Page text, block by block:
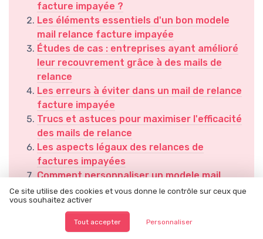
facture impayée ?
Les éléments essentiels d'un bon modele
mail relance facture impayée
Études de cas : entreprises ayant amélioré
leur recouvrement grâce à des mails de
relance
Les erreurs à éviter dans un mail de relance
facture impayée
Trucs et astuces pour maximiser l'efficacité
des mails de relance
Les aspects légaux des relances de
factures impayées
Comment personnaliser un modele mail
relance facture impayée selon le type de
client
Les outils et logiciels pour automatiser les
mails de relance facture impayée
Ce site utilise des cookies et vous donne le contrôle sur ceux que
vous souhaitez activer
Tout accepter Personnaliser